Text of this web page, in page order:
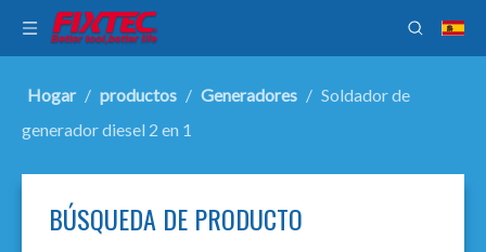
Hogar / productos / Generadores / Soldador de
generador diesel 2 en 1
BÚSQUEDA DE PRODUCTO